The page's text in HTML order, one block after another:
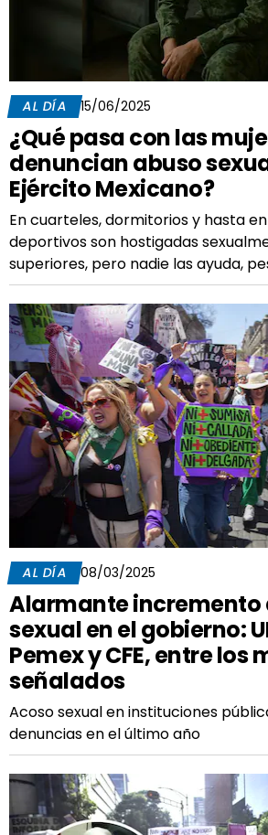
AL DÍA 15/06/2025
¿Qué pasa con las
denuncian abuso
Ejército Mexicano?
En cuarteles, dormitorios y hasta
deportivos son hostigadas
superiores, pero nadie las ayuda,
AL DÍA 08/03/2025
Alarmante incremento
sexual en el gobierno:
Pemex y CFE, entre los
señalados
Acoso sexual en instituciones
denuncias en el último año